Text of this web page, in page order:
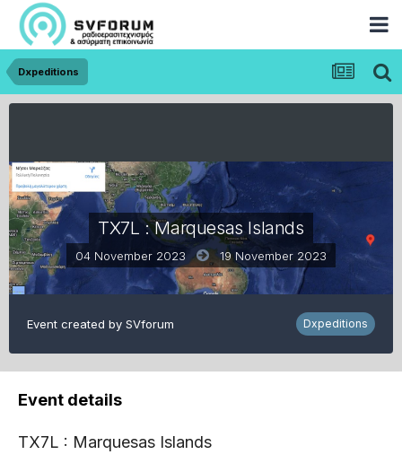
Dxpeditions
TX7L : Marquesas Islands
04 November 2023 19 November 2023
Event created by SVforum Dxpeditions
Event details
TX7L : Marquesas Islands